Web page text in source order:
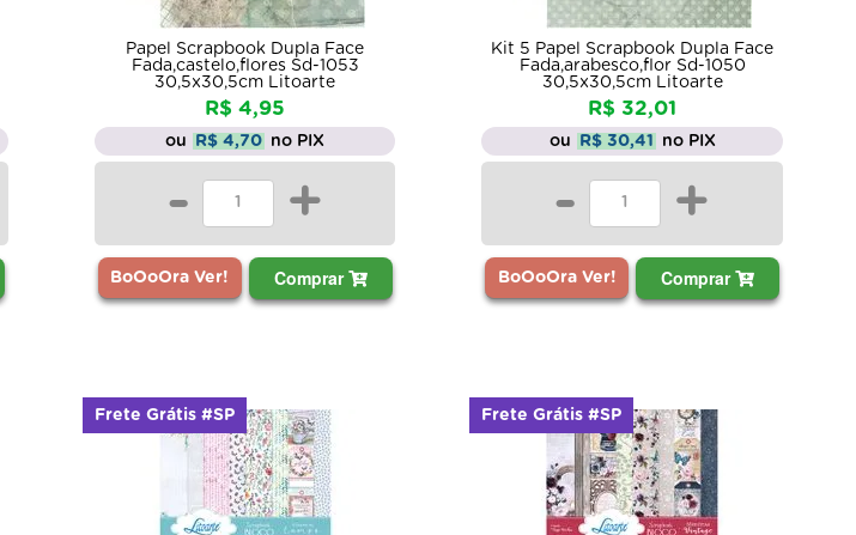
Papel Scrapbook Dupla Face
Fada,castelo,flores Sd-1053
30,5x30,5cm Litoarte
R$ 4,95
ou R$ 4,70 no PIX
- +
BoOoOra Ver! Comprar
Kit 5 Papel Scrapbook Dupla Face
Fada,arabesco,flor Sd-1050
30,5x30,5cm Litoarte
R$ 32,01
ou R$ 30,41 no PIX
- +
BoOoOra Ver! Comprar
Frete Grátis #SP Frete Grátis #SP